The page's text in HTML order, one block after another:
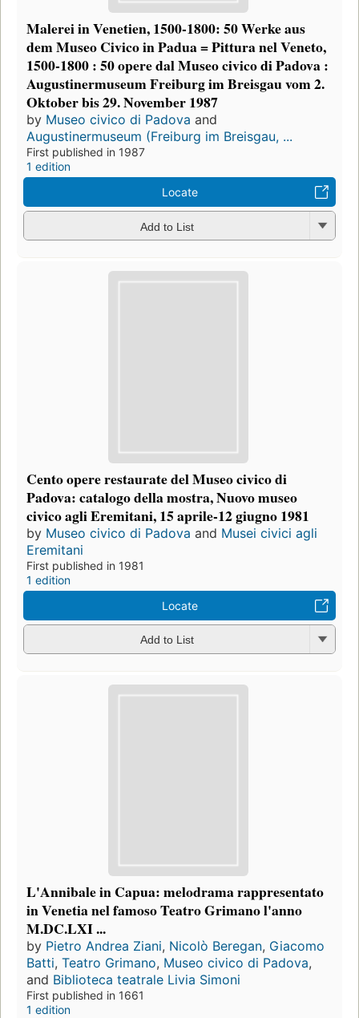
Malerei in Venetien, 1500-1800: 50 Werke aus
dem Museo Civico in Padua = Pittura nel Veneto,
1500-1800 : 50 opere dal Museo civico di Padova :
Augustinermuseum Freiburg im Breisgau vom 2.
Oktober bis 29. November 1987
by Museo civico di Padova and
Augustinermuseum (Freiburg im Breisgau, ...
First published in 1987
1 edition
Locate
Add to List
Cento opere restaurate del Museo civico di
Padova: catalogo della mostra, Nuovo museo
civico agli Eremitani, 15 aprile-12 giugno 1981
by Museo civico di Padova and Musei civici agli
Eremitani
First published in 1981
1 edition
Locate
Add to List
L'Annibale in Capua: melodrama rappresentato
in Venetia nel famoso Teatro Grimano l'anno
M.DC.LXI ...
by Pietro Andrea Ziani, Nicolò Beregan, Giacomo
Batti, Teatro Grimano, Museo civico di Padova,
and Biblioteca teatrale Livia Simoni
First published in 1661
1 edition